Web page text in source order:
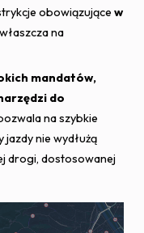
obowiązujące w
na
mandatów,
do
na szybkie
nie wydłużą
drogi, dostosowanej